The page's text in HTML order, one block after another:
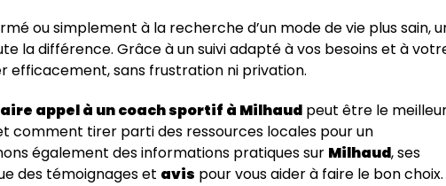
ou simplement à la recherche d’un mode de vie plus sain,
la différence. Grâce à un suivi adapté à vos besoins et à
efficacement, sans frustration ni privation.
appel à un coach sportif à Milhaud peut être le
comment tirer parti des ressources locales pour un
également des informations pratiques sur Milhaud, ses
des témoignages et avis pour vous aider à faire le bon choix.